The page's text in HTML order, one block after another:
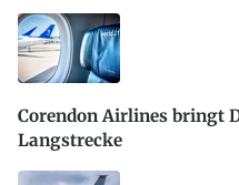
Corendon Airlines bringt
Langstrecke